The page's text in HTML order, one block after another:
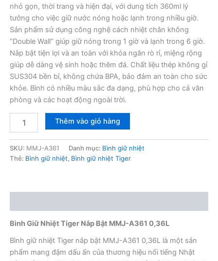
nhỏ gọn, thời trang và hiện đại, với dung tích 360ml lý
tưởng cho việc giữ nước nóng hoặc lạnh trong nhiều giờ.
Sản phẩm sử dụng công nghệ cách nhiệt chân không
“Double Wall” giúp giữ nóng trong 1 giờ và lạnh trong 6 giờ.
Nắp bật tiện lợi và an toàn với khóa ngăn rò rỉ, miệng rộng
giúp dễ dàng vệ sinh hoặc thêm đá. Chất liệu thép không gỉ
SUS304 bền bỉ, không chứa BPA, bảo đảm an toàn cho sức
khỏe. Bình có nhiều màu sắc đa dạng, phù hợp cho cả văn
phòng và các hoạt động ngoài trời.
Tiger
nắp
Thêm vào giỏ hàng
SKU: MMJ-A361 Danh mục: Bình giữ nhiệt
Thẻ: Bình giữ nhiệt, Bình giữ nhiệt Tiger
Bình Giữ Nhiệt Tiger Nắp Bật MMJ-A361 0,36L
Bình giữ nhiệt Tiger nắp bật MMJ-A361 0,36L là một sản
phẩm mang đậm dấu ấn của thương hiệu nổi tiếng Nhật